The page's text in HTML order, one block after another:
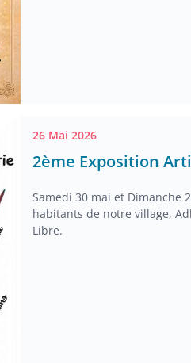
26 Mai 2026
2ème Exposition
Samedi 30 mai et Dimanche
habitants de notre village,
Libre.